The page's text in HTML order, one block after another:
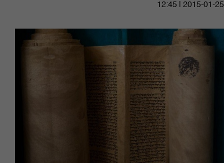
12:45 | 2015-01-25